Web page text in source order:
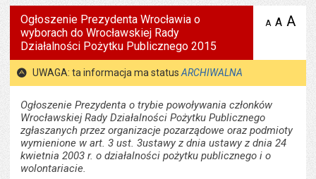
Ogłoszenie Prezydenta Wrocławia o
wyborach do Wrocławskiej Rady
Działalności Pożytku Publicznego 2015
A zmniejsz
A A
UWAGA: ta informacja ma statusARCHIWALNA
Ogłoszenie Prezydenta o trybie powoływania członków
Wrocławskiej Rady Działalności Pożytku Publicznego
zgłaszanych przez organizacje pozarządowe oraz podmioty
wymienione w art. 3 ust. 3ustawy z dnia ustawy z dnia 24
kwietnia 2003 r. o działalności pożytku publicznego i o
wolontariacie.